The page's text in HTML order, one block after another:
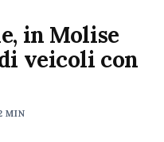
in Molise
veicoli con
MIN